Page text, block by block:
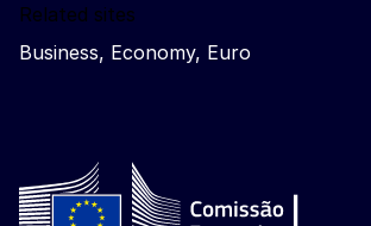
Related sites
Business, Economy, Euro